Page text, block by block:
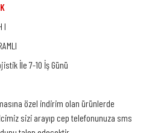
I
İle 7-10 İş Günü
özel indirim olan ürünlerde
sizi arayıp cep telefonunuza sms